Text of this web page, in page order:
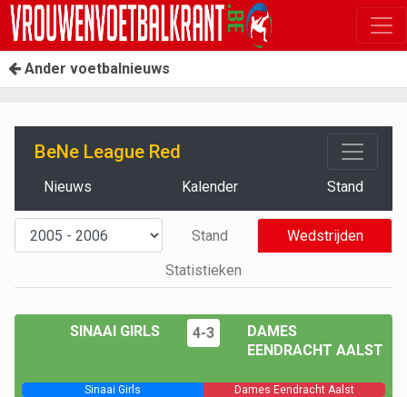
Ander voetbalnieuws
BeNe League Red
Nieuws Kalender Stand
Stand
Wedstrijden
Statistieken
SINAAI GIRLS 4-3
DAMES
EENDRACHT AALST
Sinaai Girls Dames Eendracht Aalst